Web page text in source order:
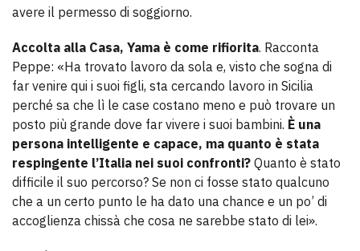
avere il permesso di soggiorno.
Accolta alla Casa, Yama è come rifiorita. Racconta
Peppe: «Ha trovato lavoro da sola e, visto che sogna di
far venire qui i suoi figli, sta cercando lavoro in Sicilia
perché sa che lì le case costano meno e può trovare un
posto più grande dove far vivere i suoi bambini. È una
persona intelligente e capace, ma quanto è stata
respingente l’Italia nei suoi confronti? Quanto è stato
difficile il suo percorso? Se non ci fosse stato qualcuno
che a un certo punto le ha dato una chance e un po’ di
accoglienza chissà che cosa ne sarebbe stato di lei».